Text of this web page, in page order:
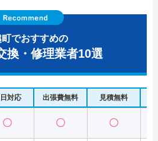
町でおすすめの
換・修理業者10選
対応 出張費無料 見積無料
〇 〇 〇